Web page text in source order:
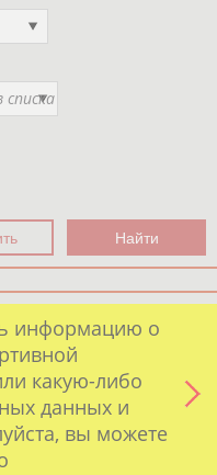
информацию о
какую-либо
данных и
вы можете